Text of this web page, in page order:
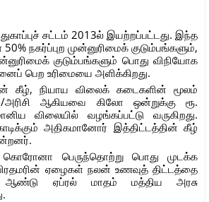
சட்டம் 2013ல் இயற்றப்பட்டது. இந்த
நகர்ப்புற முன்னுரிமைக் குடும்பங்களும்,
குடும்பங்களும் பொது விநியோக
பெற உரிமையை அளிக்கிறது.
கீழ், நியாய விலைக் கடைகளின் மூலம்
அரிசி ஆகியவை கிலோ ஒன்றுக்கு ரூ.
விலையில் வழங்கப்பட்டு வருகிறது.
அதிகமானோர் இத்திட்டத்தின் கீழ்
கொரோனா பெருந்தொற்று பொது முடக்க
ஏழைகள் நலன் உணவுத் திட்டத்தை
ஏப்ரல் மாதம் மத்திய அரசு